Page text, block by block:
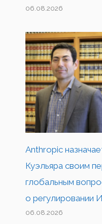
06.08.2026
Anthropic
Куэльяра своим
глобальным
о регулировании
06.08.2026